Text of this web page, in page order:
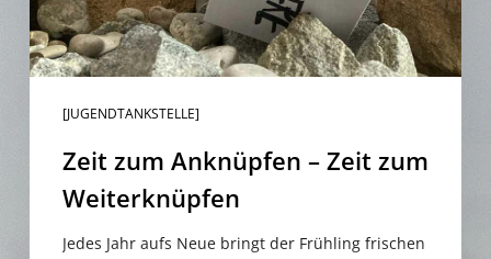
[JUGENDTANKSTELLE]
Zeit zum Anknüpfen – Zeit zum
Weiterknüpfen
Jedes Jahr aufs Neue bringt der Frühling frischen